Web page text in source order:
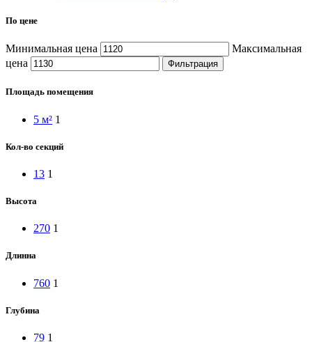
По цене
Минимальная цена
Максимальная
цена
Фильтрация
Площадь помещения
5 м² 1
Кол-во секций
13 1
Высота
270 1
Длинна
760 1
Глубина
79 1